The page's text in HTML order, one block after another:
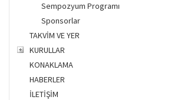
Sempozyum Programı
Sponsorlar
TAKVİM VE YER
KURULLAR
KONAKLAMA
HABERLER
İLETİŞİM